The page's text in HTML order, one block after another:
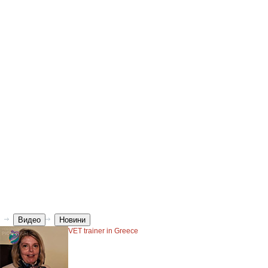
Видео Новини
VET trainer in Greece